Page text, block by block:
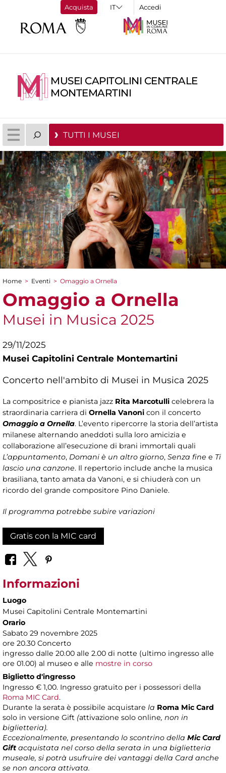
Acquista Accedi
MUSEI CAPITOLINI CENTRALE
MONTEMARTINI
TUTTI I MUSEI
Tu sei qui
Home > Eventi > Omaggio a Ornella
Omaggio a Ornella
Musei in Musica 2025
29/11/2025
Musei Capitolini Centrale Montemartini
Concerto nell'ambito di Musei in Musica 2025
La compositrice e pianista jazz Rita Marcotulli celebrera la
straordinaria carriera di Ornella Vanoni con il concerto
Omaggio a Ornella. L’evento ripercorre la storia dell’artista
milanese alternando aneddoti sulla loro amicizia e
collaborazione all’esecuzione di brani immortali quali
L’appuntamento, Domani è un altro giorno, Senza fine e Ti
lascio una canzone. Il repertorio include anche la musica
brasiliana, tanto amata da Vanoni, e si chiuderà con un
ricordo del grande compositore Pino Daniele.
Il programma potrebbe subire variazioni
Gratis con la MIC card
Informazioni
Luogo
Musei Capitolini Centrale Montemartini
Orario
Sabato 29 novembre 2025
ore 20.30 Concerto
ingresso dalle 20.00 alle 2.00 di notte (ultimo ingresso alle
ore 01.00) al museo e alle mostre in corso
Biglietto d'ingresso
Ingresso € 1,00. Ingresso gratuito per i possessori della
Roma MIC Card.
Durante la serata è possibile acquistare la Roma Mic Card
solo in versione Gift (attivazione solo online, non in
biglietteria).
Eccezionalmente, presentando lo scontrino della Mic Card
Gift acquistata nel corso della serata in una biglietteria
museale, si potrà usufruire dei vantaggi della Card anche
se non ancora attivata.